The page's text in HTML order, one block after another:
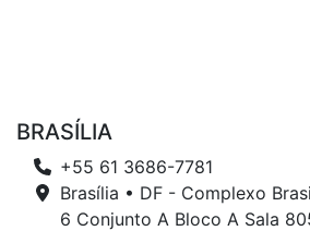
BRASÍLIA
+55 61 3686-7781
Brasília • DF - Complexo
6 Conjunto A Bloco A Sala